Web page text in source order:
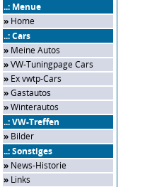
..: Menue
» Home
..: Cars
» Meine Autos
»VW-Tuningpage Cars
» Ex vwtp-Cars
»Gastautos
»Winterautos
..: VW-Treffen
» Bilder
..: Sonstiges
» News-Historie
» Links